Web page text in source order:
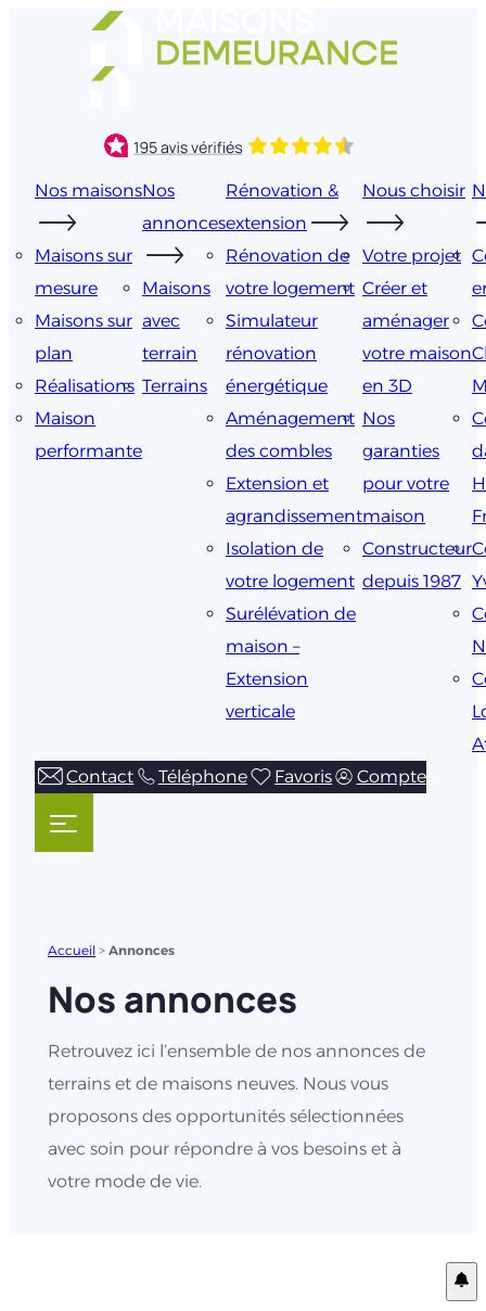
Nos maisons
Maisons sur
mesure
Maisons sur
plan
Réalisations
Maison
performante
Nos
annonces
Maisons
avec
terrain
Terrains
Rénovation &
extension
Rénovation de
votre logement
Simulateur
rénovation
énergétique
Aménagement
des combles
Extension et
agrandissement
Isolation de
votre logement
Surélévation de
maison –
Extension
verticale
Nous choisir
Votre projet
Créer et
aménager
votre maison
en 3D
Nos
garanties
pour votre
maison
Constructeur
depuis 1987
Contact
Téléphone Favoris Compte
Accueil > Annonces
Nos annonces
Retrouvez ici l’ensemble de nos annonces de
terrains et de maisons neuves. Nous vous
proposons des opportunités sélectionnées
avec soin pour répondre à vos besoins et à
votre mode de vie.